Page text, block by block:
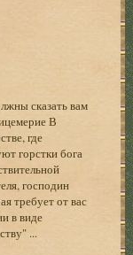
сказать вам
В
где
горстки бога
господин
требует от вас
в виде
...